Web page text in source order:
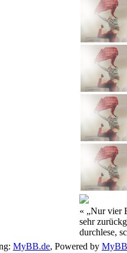
« „Nur vier
sehr
durchlese,
MyBB.de, Powered by MyBB